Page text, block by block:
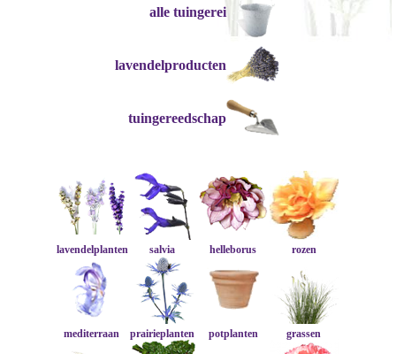
alle tuingerei
lavendelproducten
tuingereedschap
lavendelplanten salvia helleborus rozen
mediterraan prairieplanten potplanten grassen